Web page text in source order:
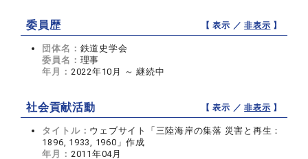
委員歴 【 表示 ／非表示 】
団体名： 鉄道史学会
委員名： 理事
年月： 2022年10月 ～ 継続中
社会貢献活動 【 表示 ／非表示 】
タイトル： ウェブサイト「三陸海岸の集落 災害と再生：
1896, 1933, 1960」作成
年月： 2011年04月